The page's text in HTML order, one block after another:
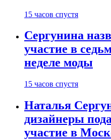
15 часов спустя
Сергунина
участие в
неделе моды
15 часов спустя
Наталья
дизайнеры
участие в